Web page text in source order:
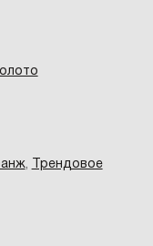
,
Трендовое